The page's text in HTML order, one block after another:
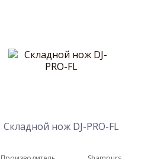
Складной нож DJ-PRO-FL